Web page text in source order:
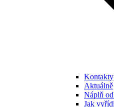
Kontakty
Aktuálně
Náplň
Jak